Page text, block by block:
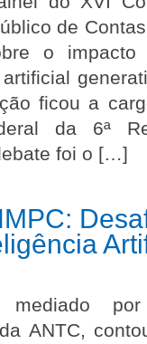
de
o impacto
ficou a
da 6ª
foi o […]
por
ANTC,